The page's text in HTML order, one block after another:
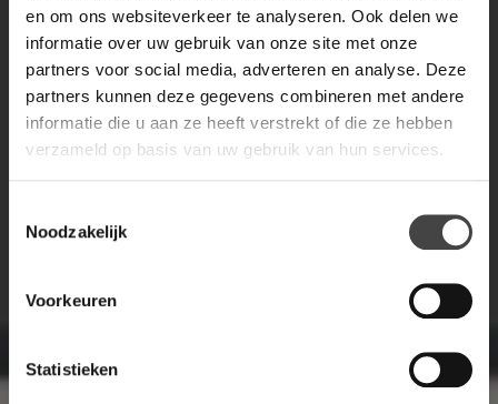
en om ons websiteverkeer te analyseren. Ook delen we
informatie over uw gebruik van onze site met onze
partners voor social media, adverteren en analyse. Deze
partners kunnen deze gegevens combineren met andere
informatie die u aan ze heeft verstrekt of die ze hebben
verzameld op basis van uw gebruik van hun services.
Noodzakelijk
Voorkeuren
Statistieken